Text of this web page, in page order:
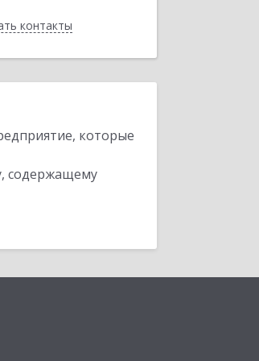
контакты
Назад
которые
содержащему